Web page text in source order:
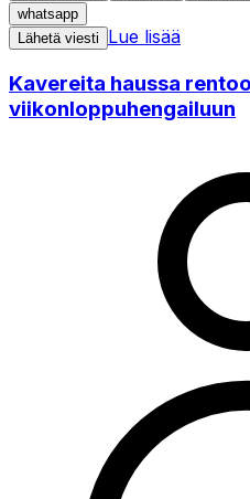
whatsapp
Lähetä viesti
Lue lisää
Kavereita haussa
viikonloppuhengailuun